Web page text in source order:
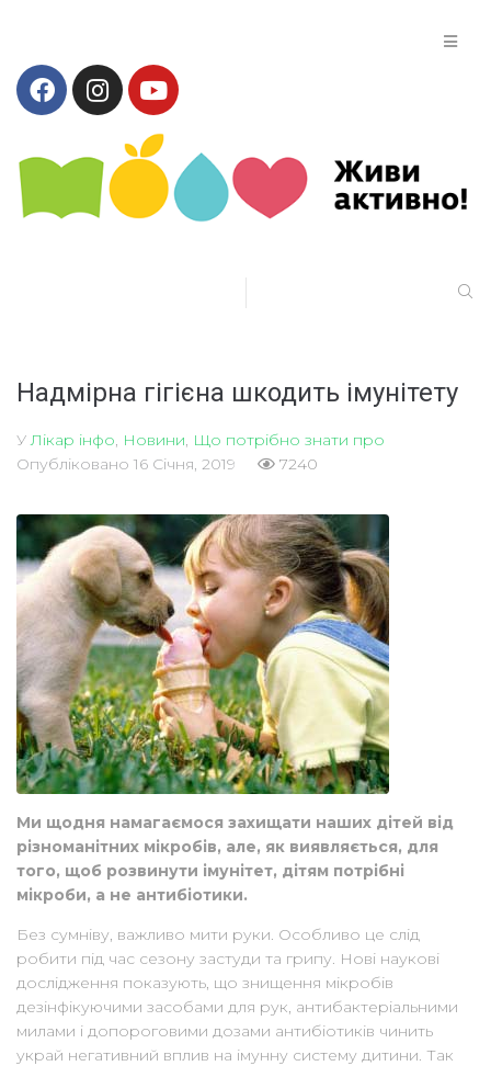
Надмірна гігієна шкодить імунітету
У Лікар інфо Новини Що потрібно знати про
Опубліковано 16 Січня, 2019 7240
Ми щодня намагаємося захищати наших дітей від
різноманітних мікробів, але, як виявляється, для
того, щоб розвинути імунітет, дітям потрібні
мікроби, а не антибіотики.
Без сумніву, важливо мити руки. Особливо це слід
робити під час сезону застуди та грипу. Нові наукові
дослідження показують, що знищення мікробів
дезінфікуючими засобами для рук, антибактеріальними
милами і допороговими дозами антибіотиків чинить
украй негативний вплив на імунну систему дитини. Так